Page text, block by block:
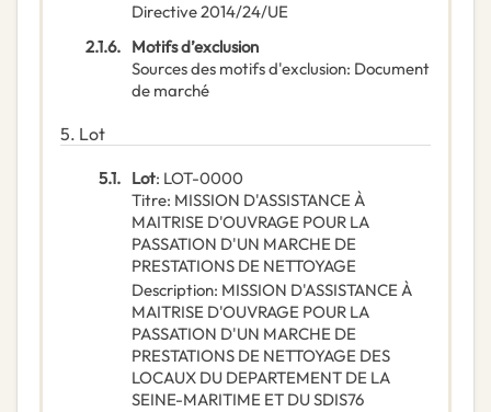
Directive 2014/24/UE
2.1.6. Motifs d’exclusion
Sources des motifs d'exclusion: Document
de marché
5. Lot
5.1. Lot: LOT-0000
Titre: MISSION D'ASSISTANCE À
MAITRISE D'OUVRAGE POUR LA
PASSATION D'UN MARCHE DE
PRESTATIONS DE NETTOYAGE
Description: MISSION D'ASSISTANCE À
MAITRISE D'OUVRAGE POUR LA
PASSATION D'UN MARCHE DE
PRESTATIONS DE NETTOYAGE DES
LOCAUX DU DEPARTEMENT DE LA
SEINE-MARITIME ET DU SDIS76